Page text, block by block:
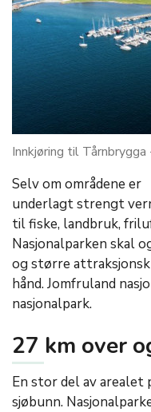
Innkjøring til Tårnbrygga
Selv om områdene er
underlagt strengt
til fiske, landbruk,
Nasjonalparken skal
og større
hånd. Jomfruland
nasjonalpark.
27 km over
En stor del av arealet
sjøbunn.